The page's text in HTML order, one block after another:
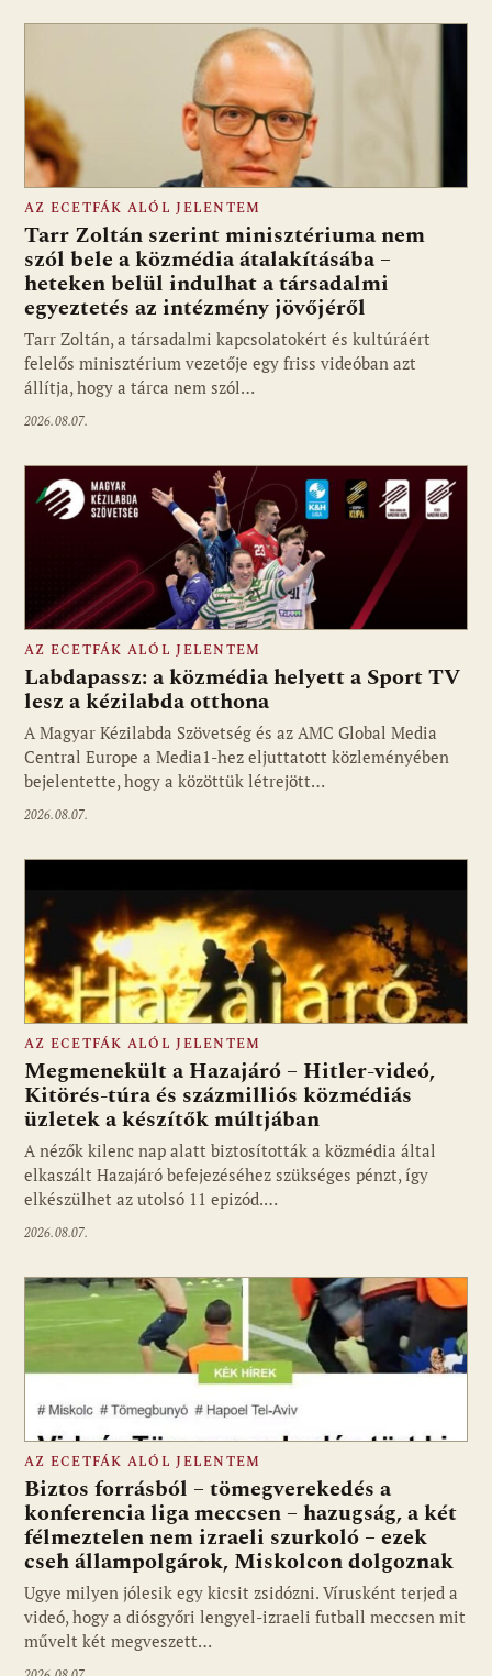
Fotó: media1.hu
AZ ECETFÁK ALÓL JELENTEM
Tarr Zoltán szerint minisztériuma nem
szól bele a közmédia átalakításába –
heteken belül indulhat a társadalmi
egyeztetés az intézmény jövőjéről
Tarr Zoltán, a társadalmi kapcsolatokért és kultúráért
felelős minisztérium vezetője egy friss videóban azt
állítja, hogy a tárca nem szól…
2026.08.07.
Fotó: media1.hu
AZ ECETFÁK ALÓL JELENTEM
Labdapassz: a közmédia helyett a Sport TV
lesz a kézilabda otthona
A Magyar Kézilabda Szövetség és az AMC Global Media
Central Europe a Media1-hez eljuttatott közleményében
bejelentette, hogy a közöttük létrejött…
2026.08.07.
Fotó: media1.hu
AZ ECETFÁK ALÓL JELENTEM
Megmenekült a Hazajáró – Hitler-videó,
Kitörés-túra és százmilliós közmédiás
üzletek a készítők múltjában
A nézők kilenc nap alatt biztosították a közmédia által
elkaszált Hazajáró befejezéséhez szükséges pénzt, így
elkészülhet az utolsó 11 epizód.…
2026.08.07.
AZ ECETFÁK ALÓL JELENTEM
Biztos forrásból – tömegverekedés a
konferencia liga meccsen – hazugság, a két
félmeztelen nem izraeli szurkoló – ezek
cseh állampolgárok, Miskolcon dolgoznak
Ugye milyen jólesik egy kicsit zsidózni. Vírusként terjed a
videó, hogy a diósgyőri lengyel-izraeli futball meccsen mit
művelt két megveszett…